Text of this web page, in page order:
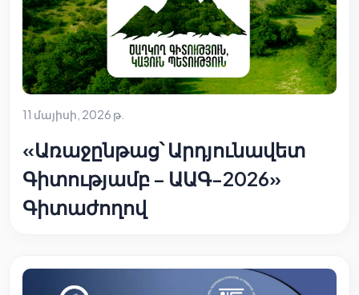
11 մայիսի, 2026 թ.
«Առաջընթաց՝ Արդյունավետ
Գիտությամբ – ԱԱԳ-2026»
Գիտաժողով